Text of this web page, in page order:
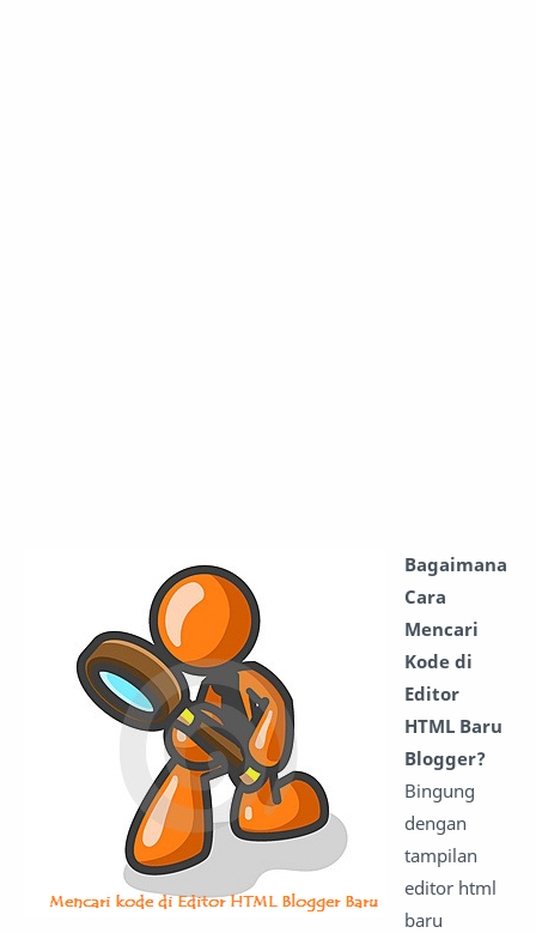
Bagaimana
Cara
Mencari
Kode di
Editor
HTML Baru
Blogger?
Bingung
dengan
tampilan
editor html
baru